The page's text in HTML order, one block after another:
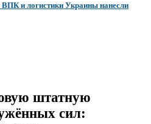
и логистики Украины нанесли
штатную
сил: